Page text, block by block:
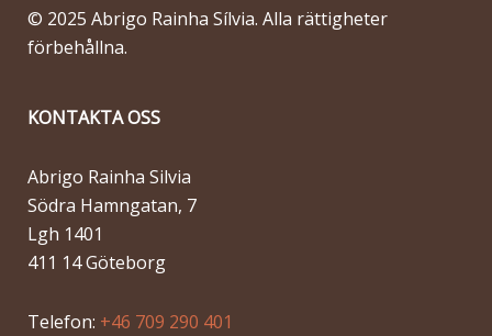
© 2025 Abrigo Rainha Sílvia. Alla rättigheter
förbehållna.
KONTAKTA OSS
Abrigo Rainha Silvia
Södra Hamngatan, 7
Lgh 1401
411 14 Göteborg
Telefon: +46 709 290 401